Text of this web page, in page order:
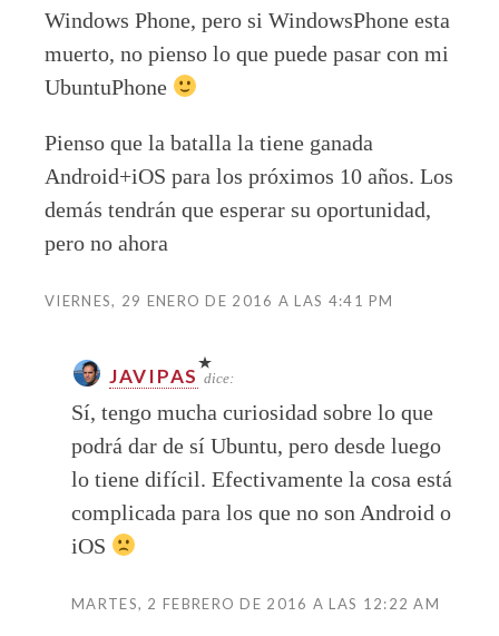
Windows Phone, pero si WindowsPhone esta
muerto, no pienso lo que puede pasar con mi
UbuntuPhone
Pienso que la batalla la tiene ganada
Android+iOS para los próximos 10 años. Los
demás tendrán que esperar su oportunidad,
pero no ahora
VIERNES, 29 ENERO DE 2016 A LAS 4:41 PM
JAVIPAS dice:
Sí, tengo mucha curiosidad sobre lo que
podrá dar de sí Ubuntu, pero desde luego
lo tiene difícil. Efectivamente la cosa está
complicada para los que no son Android o
iOS
MARTES, 2 FEBRERO DE 2016 A LAS 12:22 AM